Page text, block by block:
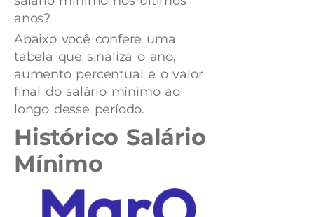
anos?
Abaixo você confere uma
tabela que sinaliza o ano,
aumento percentual e o valor
final do salário mínimo ao
longo desse período.
Histórico Salário
Mínimo